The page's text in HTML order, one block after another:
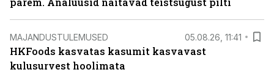
MAJANDUSTULEMUSED 05.08.26, 11:41
HKFoods kasvatas kasumit kasvavast
kulusurvest hoolimata